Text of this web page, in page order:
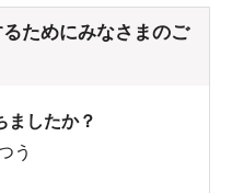
ためにみなさまのご
ましたか？
う